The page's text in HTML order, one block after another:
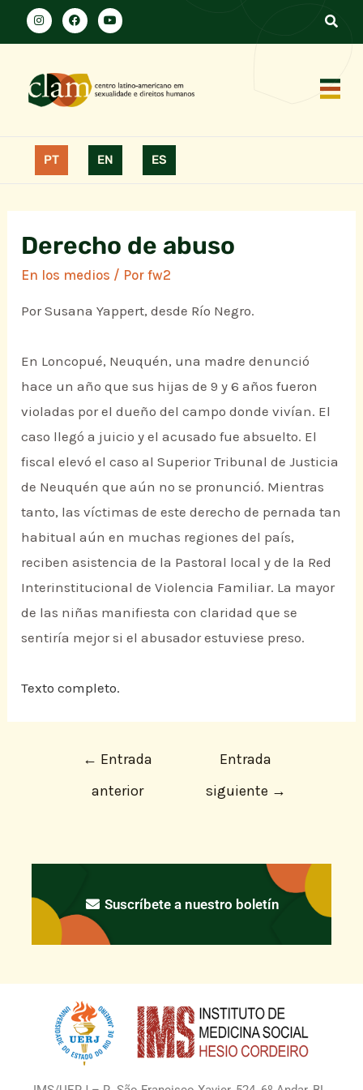
PT EN ES
Derecho de abuso
En los medios / Porfw2
Por Susana Yappert, desde Río Negro.
En Loncopué, Neuquén, una madre denunció
hace un año que sus hijas de 9 y 6 años fueron
violadas por el dueño del campo donde vivían. El
caso llegó a juicio y el acusado fue absuelto. El
fiscal elevó el caso al Superior Tribunal de Justicia
de Neuquén que aún no se pronunció. Mientras
tanto, las víctimas de este derecho de pernada tan
habitual aún en muchas regiones del país,
reciben asistencia de la Pastoral local y de la Red
Interinstitucional de Violencia Familiar. La mayor
de las niñas manifiesta con claridad que se
sentiría mejor si el abusador estuviese preso.
Texto completo.
← Entrada
anterior
Entrada
siguiente →
Suscríbete a nuestro boletín